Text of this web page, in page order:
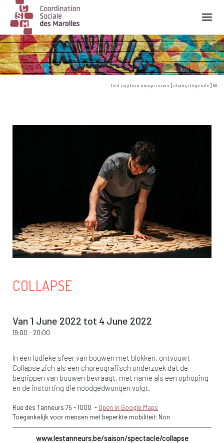
Main Navigation
Test caption image cover [champ légende] NL
COLLAPSE
Van 1 June 2022 tot 4 June 2022
19:00 - 20:00
In een ludieke sfeer van bouwen met blokken, ontvouwt
Collapse zich als een choreografisch onderzoek dat de
begrippen van bouwen bevraagt, met name als een ophoping
en de instorting die noodgedwongen volgt.
Rue des Tanneurs 75 -1000 - Open in Google Maps
Toegankelijk voor mensen met beperkte mobiliteit: Non
www.lestanneurs.be/saison/spectacle/collapse